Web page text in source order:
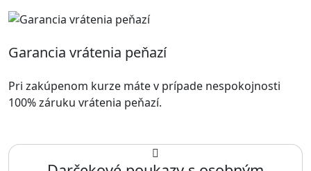
Garancia vrátenia peňazí
Pri zakúpenom kurze máte v prípade nespokojnosti
100% záruku vrátenia peňazí.